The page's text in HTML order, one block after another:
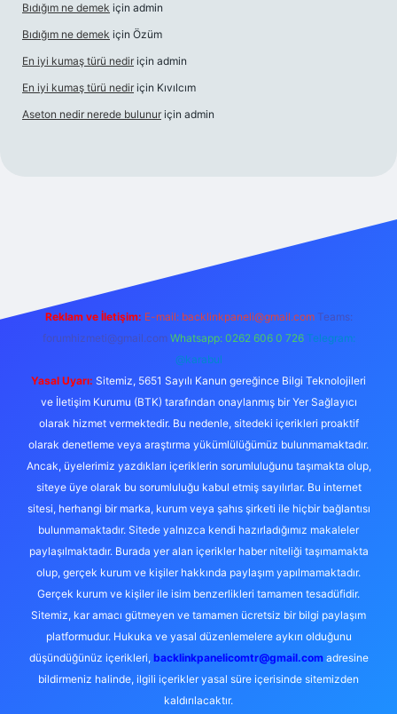
Bıdığım ne demek için admin
Bıdığım ne demek için Özüm
En iyi kumaş türü nedir için admin
En iyi kumaş türü nedir için Kıvılcım
Aseton nedir nerede bulunur için admin
Reklam ve İletişim: E-mail: backlinkpaneli@gmail.com Teams:
forumhizmeti@gmail.com Whatsapp: 0262 606 0 726 Telegram:
@karabul
Yasal Uyarı: Sitemiz, 5651 Sayılı Kanun gereğince Bilgi Teknolojileri
ve İletişim Kurumu (BTK) tarafından onaylanmış bir Yer Sağlayıcı
olarak hizmet vermektedir. Bu nedenle, sitedeki içerikleri proaktif
olarak denetleme veya araştırma yükümlülüğümüz bulunmamaktadır.
Ancak, üyelerimiz yazdıkları içeriklerin sorumluluğunu taşımakta olup,
siteye üye olarak bu sorumluluğu kabul etmiş sayılırlar. Bu internet
sitesi, herhangi bir marka, kurum veya şahıs şirketi ile hiçbir bağlantısı
bulunmamaktadır. Sitede yalnızca kendi hazırladığımız makaleler
paylaşılmaktadır. Burada yer alan içerikler haber niteliği taşımamakta
olup, gerçek kurum ve kişiler hakkında paylaşım yapılmamaktadır.
Gerçek kurum ve kişiler ile isim benzerlikleri tamamen tesadüfidir.
Sitemiz, kar amacı gütmeyen ve tamamen ücretsiz bir bilgi paylaşım
platformudur. Hukuka ve yasal düzenlemelere aykırı olduğunu
düşündüğünüz içerikleri, backlinkpanelicomtr@gmail.comadresine
bildirmeniz halinde, ilgili içerikler yasal süre içerisinde sitemizden
kaldırılacaktır.